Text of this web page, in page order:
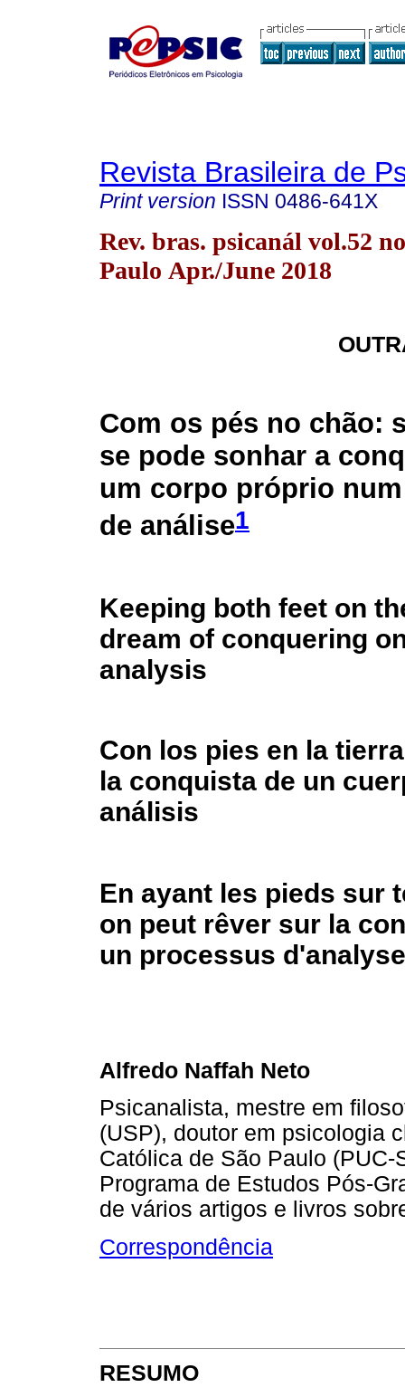
Revista Brasileira de
Print version ISSN 0486-641X
Rev. bras. psicanál vol.52
Paulo Apr./June 2018
Com os pés no chão:
se pode sonhar a
um corpo próprio
de análise1
Keeping both feet on
dream of conquering
analysis
Con los pies en la
la conquista de un
análisis
En ayant les pieds sur
on peut rêver sur la
un processus d'analyse
Alfredo Naffah Neto
Psicanalista, mestre em
(USP), doutor em psicologia
Católica de São Paulo
Programa de Estudos Pós-
de vários artigos e livros
Correspondência
RESUMO